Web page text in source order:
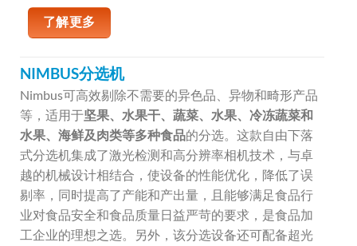
了解更多
NIMBUS分选机
Nimbus可高效剔除不需要的异色品、异物和畸形产品
等，适用于坚果、水果干、蔬菜、水果、冷冻蔬菜和
水果、海鲜及肉类等多种食品的分选。这款自由下落
式分选机集成了激光检测和高分辨率相机技术，与卓
越的机械设计相结合，使设备的性能优化，降低了误
剔率，同时提高了产能和产出量，且能够满足食品行
业对食品安全和食品质量日益严苛的要求，是食品加
工企业的理想之选。另外，该分选设备还可配备超光